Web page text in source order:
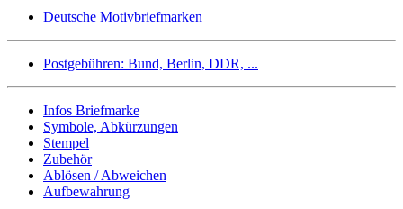
Deutsche Motivbriefmarken
Postgebühren: Bund, Berlin, DDR, ...
Infos Briefmarke
Symbole, Abkürzungen
Stempel
Zubehör
Ablösen / Abweichen
Aufbewahrung